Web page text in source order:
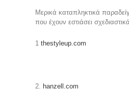
Μερικά καταπληκτικά
που έχουν εστιάσει
1 thestyleup.com
2. hanzell.com